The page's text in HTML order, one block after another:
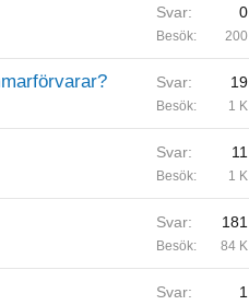
Svar 0
Besök 200
Svar 19
Besök 1 K
Svar 11
Besök 1 K
Svar 181
Besök 84 K
Svar 1